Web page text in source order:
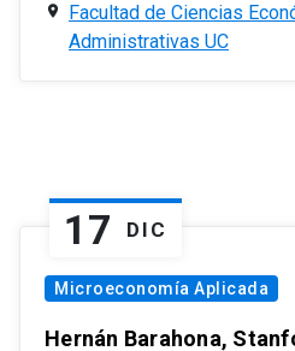
Facultad de Ciencias
Administrativas UC
17 DIC
Microeconomía Aplicada
Hernán Barahona,